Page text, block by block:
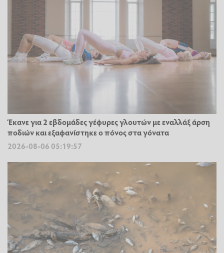
Έκανε για 2 εβδομάδες γέφυρες γλουτών με εναλλάξ άρση
ποδιών και εξαφανίστηκε ο πόνος στα γόνατα
2026-08-06 05:19:57